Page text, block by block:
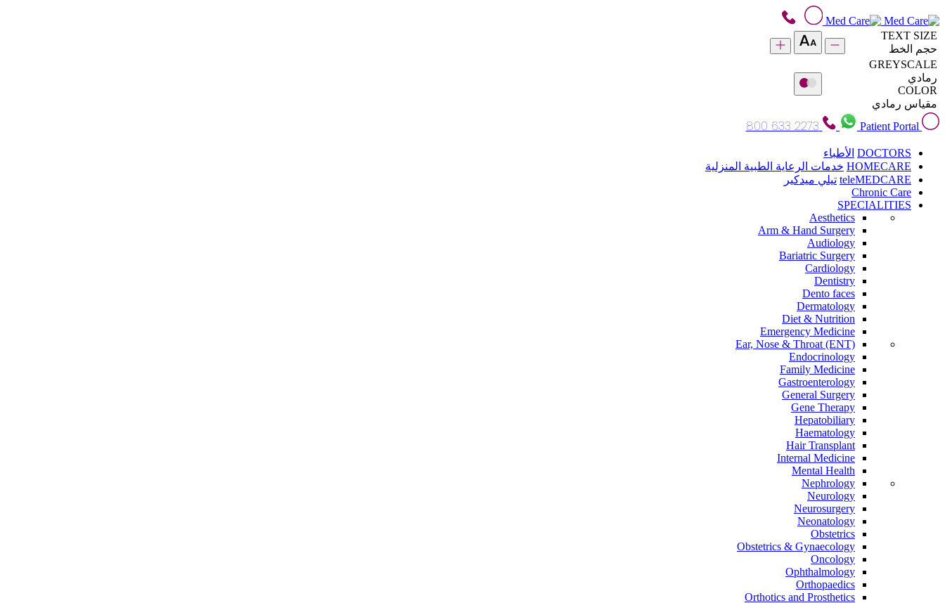
TEXT SIZE
حجم الخط
GREYSCALE
رمادي
COLOR
مقياس رمادي
Patient Portal
800 633 2273
DOCTORS الأطباء
HOMECARE خدمات الرعاية الطبية المنزلية
teleMEDCARE تيلي ميدكير
Chronic Care
SPECIALITIES
Aesthetics
Arm & Hand Surgery
Audiology
Bariatric Surgery
Cardiology
Dentistry
Dento faces
Dermatology
Diet & Nutrition
Emergency Medicine
Ear, Nose & Throat (ENT)
Endocrinology
Family Medicine
Gastroenterology
General Surgery
Gene Therapy
Hepatobiliary
Haematology
Hair Transplant
Internal Medicine
Mental Health
Nephrology
Neurology
Neurosurgery
Neonatology
Obstetrics
Obstetrics & Gynaecology
Oncology
Ophthalmology
Orthopaedics
Orthotics and Prosthetics